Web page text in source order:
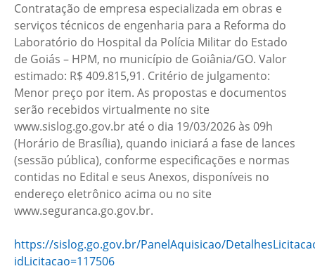
Contratação de empresa especializada em obras e
serviços técnicos de engenharia para a Reforma do
Laboratório do Hospital da Polícia Militar do Estado
de Goiás – HPM, no município de Goiânia/GO. Valor
estimado: R$ 409.815,91. Critério de julgamento:
Menor preço por item. As propostas e documentos
serão recebidos virtualmente no site
www.sislog.go.gov.br até o dia 19/03/2026 às 09h
(Horário de Brasília), quando iniciará a fase de lances
(sessão pública), conforme especificações e normas
contidas no Edital e seus Anexos, disponíveis no
endereço eletrônico acima ou no site
www.seguranca.go.gov.br.
https://sislog.go.gov.br/PanelAquisicao/
idLicitacao=117506